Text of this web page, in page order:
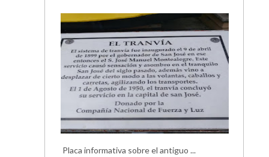
Placa informativa sobre el antiguo ...